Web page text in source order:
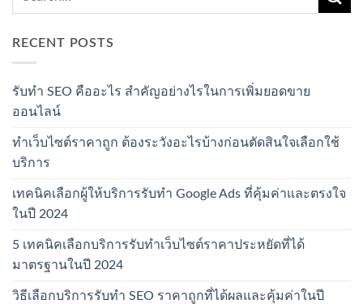
RECENT POSTS
รับทำ SEO คืออะไร สำคัญอย่างไรในการเพิ่มยอดขาย
ออนไลน์
ทำเว็บไซต์ราคาถูก ต้องระวังอะไรบ้างก่อนตัดสินใจเลือกใช้
บริการ
เทคนิคเลือกผู้ให้บริการรับทำ Google Ads ที่คุ้มค่าและตรงใจ
ในปี 2024
5 เทคนิคเลือกบริการรับทำเว็บไซต์ราคาประหยัดที่ได้
มาตรฐานในปี 2024
วิธีเลือกบริการรับทำ SEO ราคาถูกที่ได้ผลและคุ้มค่าในปี